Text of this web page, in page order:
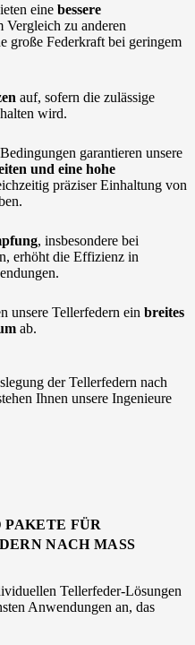
eine bessere
Vergleich zu anderen
große Federkraft bei geringem
auf, sofern die zulässige
wird.
garantieren unsere
und eine hohe
präziser Einhaltung von
, insbesondere bei
erhöht die Effizienz in
unsere Tellerfedern ein breites
ab.
der Tellerfedern nach
Ihnen unsere Ingenieure
PAKETE FÜR
NACH MASS
Tellerfeder-Lösungen
Anwendungen an, das